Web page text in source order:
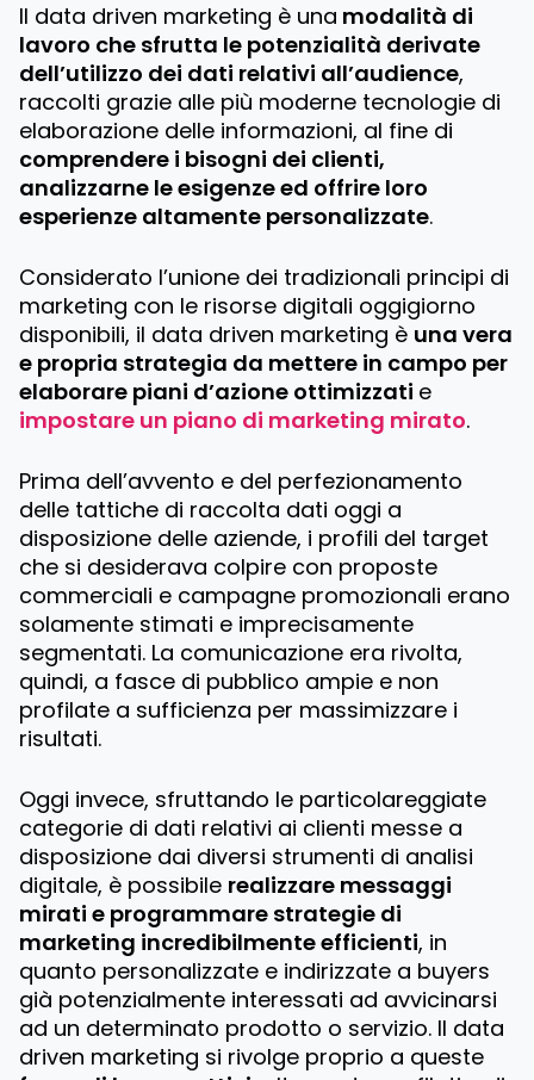
Il data driven marketing è una modalità di
lavoro che sfrutta le potenzialità derivate
dell’utilizzo dei dati relativi all’audience,
raccolti grazie alle più moderne tecnologie di
elaborazione delle informazioni, al fine di
comprendere i bisogni dei clienti,
analizzarne le esigenze ed offrire loro
esperienze altamente personalizzate.
Considerato l’unione dei tradizionali principi di
marketing con le risorse digitali oggigiorno
disponibili, il data driven marketing è una vera
e propria strategia da mettere in campo per
elaborare piani d’azione ottimizzati e
impostare un piano di marketing mirato.
Prima dell’avvento e del perfezionamento
delle tattiche di raccolta dati oggi a
disposizione delle aziende, i profili del target
che si desiderava colpire con proposte
commerciali e campagne promozionali erano
solamente stimati e imprecisamente
segmentati. La comunicazione era rivolta,
quindi, a fasce di pubblico ampie e non
profilate a sufficienza per massimizzare i
risultati.
Oggi invece, sfruttando le particolareggiate
categorie di dati relativi ai clienti messe a
disposizione dai diversi strumenti di analisi
digitale, è possibile realizzare messaggi
mirati e programmare strategie di
marketing incredibilmente efficienti, in
quanto personalizzate e indirizzate a buyers
già potenzialmente interessati ad avvicinarsi
ad un determinato prodotto o servizio. Il data
driven marketing si rivolge proprio a queste